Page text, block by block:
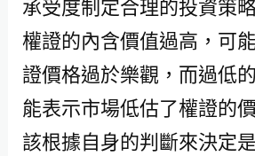
承受度制定合理的投資策
權證的內含價值過高，可
證價格過於樂觀，而過低
能表示市場低估了權證的
該根據自身的判斷來決定